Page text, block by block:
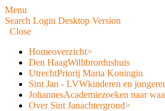
Menu
Search Login Desktop Version
Close
Homeoverzicht>
Den HaagWillibrordushuis
UtrechtPriorij Maria Koningin
Sint Jan - LVWkinderen en
JohannesAcademiezoeken naar
Over Sint Janachtergrond>